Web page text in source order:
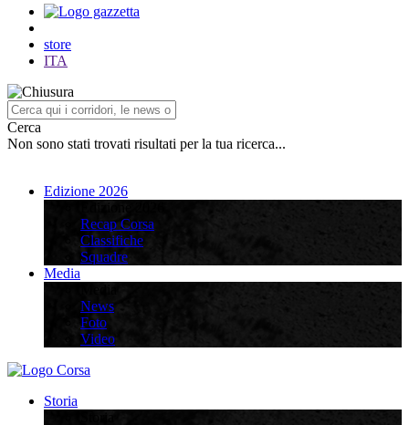
store
ITA
Cerca
Non sono stati trovati risultati per la tua ricerca...
Edizione 2026
Recap Corsa
Classifiche
Squadre
Media
News
Foto
Video
Storia